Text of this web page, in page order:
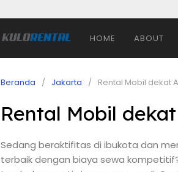
HOME ABOUT
Beranda Jakarta Rental Mobil dekat
Rental Mobil
Sedang beraktifitas di ibukota dan
terbaik dengan biaya sewa